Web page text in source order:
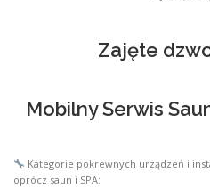
Zajęte
Mobilny Serwis
Kategorie pokrewnych urządzeń i
oprócz saun i SPA: